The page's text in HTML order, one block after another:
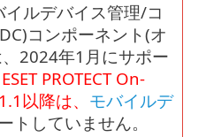
イルデバイス管理/コ
コンポーネント(オ
2024年1月にサポー
ESET PROTECT On-
以降は、 モバイルデ
トしていません。